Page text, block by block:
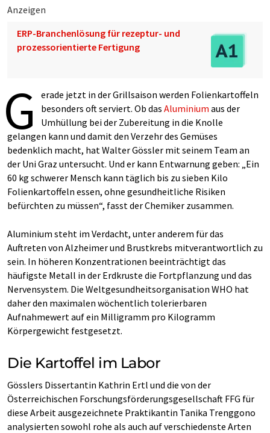
Anzeigen
ERP-Branchenlösung für rezeptur- und
prozessorientierte Fertigung
G
erade jetzt in der Grillsaison werden Folienkartoffeln
besonders oft serviert. Ob das Aluminium aus der
Umhüllung bei der Zubereitung in die Knolle
gelangen kann und damit den Verzehr des Gemüses
bedenklich macht, hat Walter Gössler mit seinem Team an
der Uni Graz untersucht. Und er kann Entwarnung geben: „Ein
60 kg schwerer Mensch kann täglich bis zu sieben Kilo
Folienkartoffeln essen, ohne gesundheitliche Risiken
befürchten zu müssen“, fasst der Chemiker zusammen.
Aluminium steht im Verdacht, unter anderem für das
Auftreten von Alzheimer und Brustkrebs mitverantwortlich zu
sein. In höheren Konzentrationen beeinträchtigt das
häufigste Metall in der Erdkruste die Fortpflanzung und das
Nervensystem. Die Weltgesundheitsorganisation WHO hat
daher den maximalen wöchentlich tolerierbaren
Aufnahmewert auf ein Milligramm pro Kilogramm
Körpergewicht festgesetzt.
Die Kartoffel im Labor
Gösslers Dissertantin Kathrin Ertl und die von der
Österreichischen Forschungsförderungsgesellschaft FFG für
diese Arbeit ausgezeichnete Praktikantin Tanika Trenggono
analysierten sowohl rohe als auch auf verschiedenste Arten